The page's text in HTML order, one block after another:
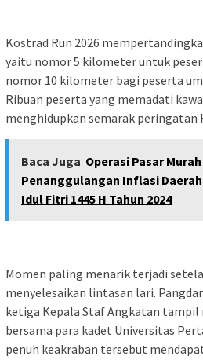
Kostrad Run 2026
yaitu nomor 5 kilometer untuk
nomor 10 kilometer bagi peserta
Ribuan peserta yang memadati
menghidupkan semarak peringatan
Baca Juga Operasi Pasar
Penanggulangan Inflasi
Idul Fitri 1445 H Tahun 2024
Momen paling menarik terjadi
menyelesaikan lintasan lari.
ketiga Kepala Staf Angkatan tampil
bersama para kadet Universitas
penuh keakraban tersebut